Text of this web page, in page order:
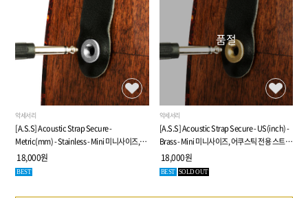
악세서리
[A.S.S] Acoustic Strap Secure -
Metric(mm) - Stainless - Mini 미니사이즈,
어쿠스틱 전용 스트랩 락
18,000원
BEST
품절
악세서리
[A.S.S] Acoustic Strap Secure - US(inch) -
Brass - Mini 미니사이즈, 어쿠스틱 전용 스트랩
락18,000원
BEST SOLD OUT
커스텀, 컨설팅 문의
070-4027-5048
도매, 대리점, 문의
070-4027-5047
주문, 배송, A/S 문의
070-4027-5020
그 외 문의
070-4027-4247
회사소개 이용약관
개인정보처리방침
1:1문의
주식회사피케이인터내셔널아이엔씨
대표자 : 박지성
통신판매업신고번호 : 2020-서울송파-1960
개인정보관리자 : 김정옥
주소 : 서울특별시 송파구 백제고분로 40길 5-20(석촌동) 지하 1층. 05685